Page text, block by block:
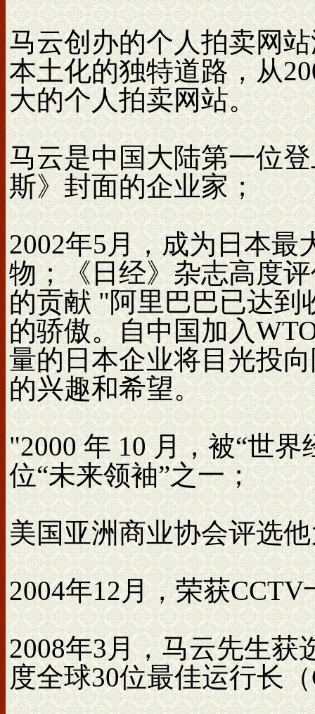
马云创办的个人拍卖网
本土化的独特道路，从
大的个人拍卖网站。
马云是中国大陆第一位
斯》封面的企业家；
2002年5月，成为日本最
物；《日经》杂志高度
的贡献 "阿里巴巴已达到
的骄傲。自中国加入
量的日本企业将目光投
的兴趣和希望。
"2000 年 10 月，被“世
位“未来领袖”之一；
美国亚洲商业协会评选
2004年12月，荣获
2008年3月，马云先生获
度全球30位最佳运行长